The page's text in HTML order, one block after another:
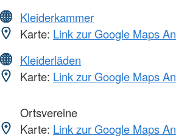
Kleiderkammer
Karte: Link zur Google Maps
Kleiderläden
Karte: Link zur Google Maps
Ortsvereine
Karte: Link zur Google Maps